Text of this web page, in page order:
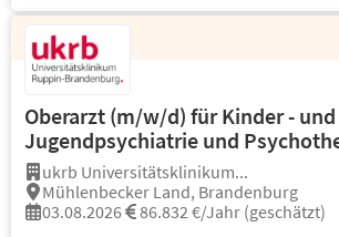
Oberarzt (m/w/d) für Kinder - und
Jugendpsychiatrie und
ukrb Universitätsklinikum...
Mühlenbecker Land, Brandenburg
03.08.2026
86.832 €/Jahr (geschätzt)